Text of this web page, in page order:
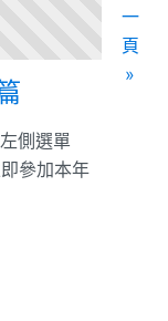
側選單
參加本年
一
頁
»